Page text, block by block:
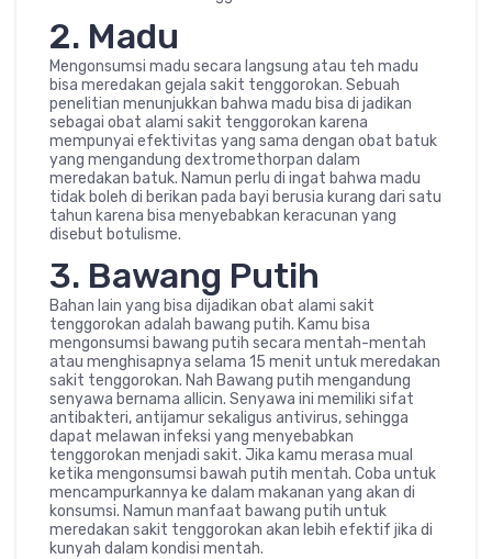
2. Madu
Mengonsumsi madu secara langsung atau teh madu
bisa meredakan gejala sakit tenggorokan. Sebuah
penelitian menunjukkan bahwa madu bisa di jadikan
sebagai obat alami sakit tenggorokan karena
mempunyai efektivitas yang sama dengan obat batuk
yang mengandung dextromethorpan dalam
meredakan batuk. Namun perlu di ingat bahwa madu
tidak boleh di berikan pada bayi berusia kurang dari satu
tahun karena bisa menyebabkan keracunan yang
disebut botulisme.
3. Bawang Putih
Bahan lain yang bisa dijadikan obat alami sakit
tenggorokan adalah bawang putih. Kamu bisa
mengonsumsi bawang putih secara mentah-mentah
atau menghisapnya selama 15 menit untuk meredakan
sakit tenggorokan. Nah Bawang putih mengandung
senyawa bernama allicin. Senyawa ini memiliki sifat
antibakteri, antijamur sekaligus antivirus, sehingga
dapat melawan infeksi yang menyebabkan
tenggorokan menjadi sakit. Jika kamu merasa mual
ketika mengonsumsi bawah putih mentah. Coba untuk
mencampurkannya ke dalam makanan yang akan di
konsumsi. Namun manfaat bawang putih untuk
meredakan sakit tenggorokan akan lebih efektif jika di
kunyah dalam kondisi mentah.